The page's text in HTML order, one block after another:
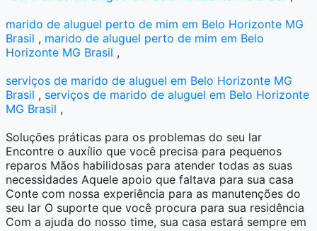
marido de aluguel perto de mim em Belo Horizonte MG
Brasil , marido de aluguel perto de mim em Belo
Horizonte MG Brasil ,
serviços de marido de aluguel em Belo Horizonte MG
Brasil , serviços de marido de aluguel em Belo Horizonte
MG Brasil ,
Soluções práticas para os problemas do seu lar
Encontre o auxílio que você precisa para pequenos
reparos Mãos habilidosas para atender todas as suas
necessidades Aquele apoio que faltava para sua casa
Conte com nossa experiência para as manutenções do
seu lar O suporte que você procura para sua residência
Com a ajuda do nosso time, sua casa estará sempre em